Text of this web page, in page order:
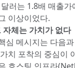
러는 1.8배 매출
이상이었다.
체는 가치가 없다
심 메시지는 다음
치 포착의 중심이